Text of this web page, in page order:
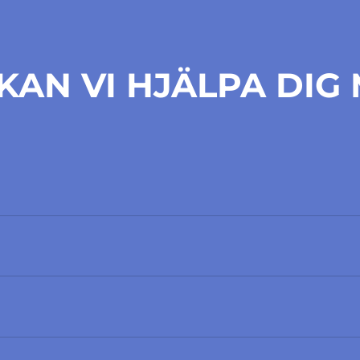
VI HJÄLPA DIG